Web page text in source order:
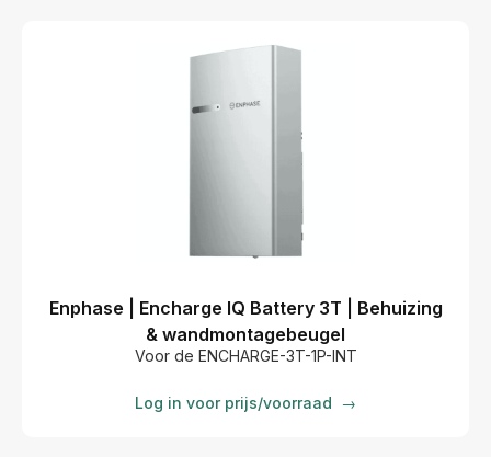
Enphase | Encharge IQ Battery 3T | Behuizing
& wandmontagebeugel
Voor de ENCHARGE-3T-1P-INT
Log in voor prijs/voorraad →